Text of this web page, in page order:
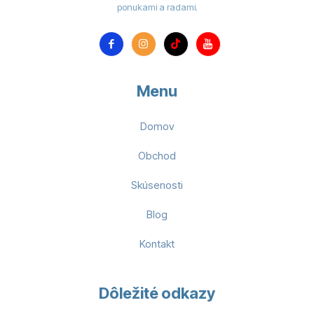
ponukami a radami.
Menu
Domov
Obchod
Skúsenosti
Blog
Kontakt
Dôležité odkazy